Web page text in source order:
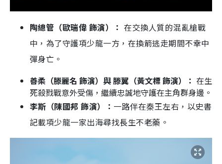
陶總管（歐瑞偉 飾演）： 在交換人質的混亂槍戰
中，為了守護項少龍一方，在換箭逃走期間不幸中
彈身亡。
善柔（滕麗名 飾演）與 滕翼（黃文標 飾演）： 在生
死殺戮戰意外受傷，繼續忠誠地守護在主角群身邊。
李斯（陳國邦 飾演）： 一路伴在秦王左右，以史書
記載項少龍一家出海尋找長生不老藥。